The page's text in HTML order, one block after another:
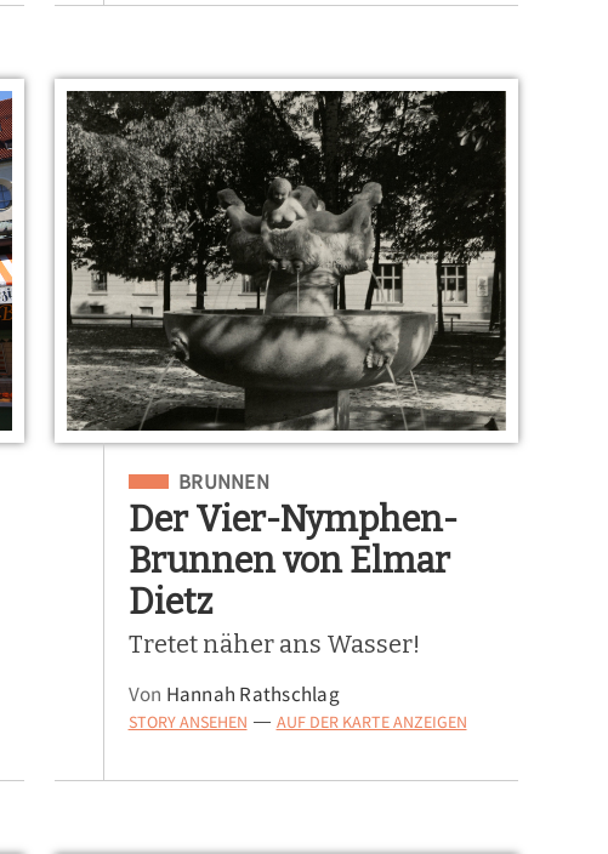
Eingeordnet unter
BRUNNEN
Der Vier-Nymphen-
Brunnen von Elmar
Dietz
Tretet näher ans Wasser!
Von Hannah Rathschlag
STORY ANSEHEN — AUF DER KARTE ANZEIGEN